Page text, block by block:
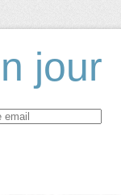
jour